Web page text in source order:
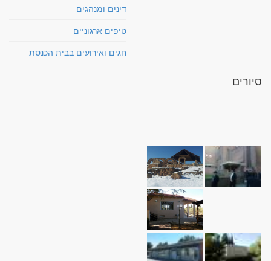
דינים ומנהגים
טיפים ארגוניים
חגים ואירועים בבית הכנסת
סיורים